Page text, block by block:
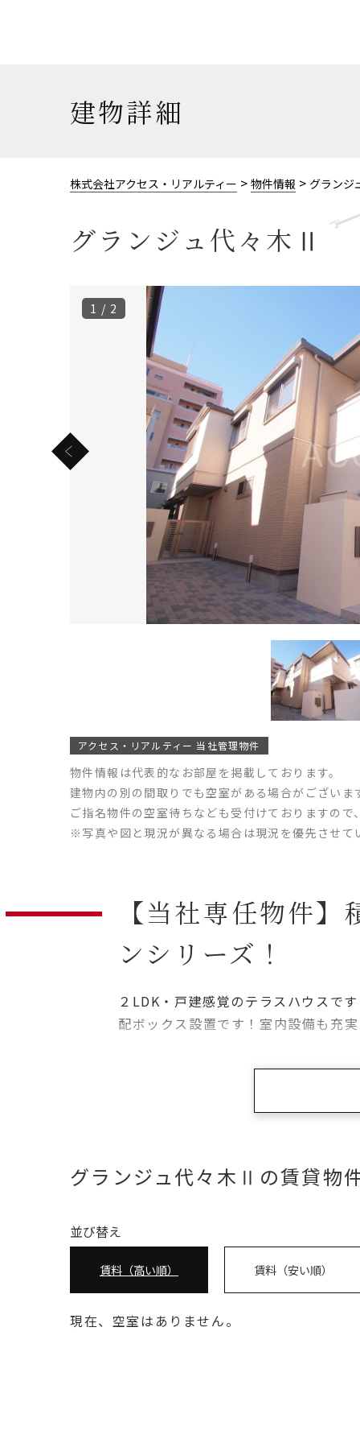
建物詳細
株式会社アクセス・リアルティー > 物件情報 > グランジ
グランジュ代々木Ⅱ
1 / 2
アクセス・リアルティー 当社管理物件
物件情報は代表的なお部屋を掲載しております。
建物内の別の間取りでも空室がある場合がございま
ご指名物件の空室待ちなども受付けておりますの
※写真や図と現況が異なる場合は現況を優先させて
【当社専任物件
ンシリーズ！
２LDK・戸建感覚のテラスハウスで
配ボックス設置です！室内設備も充
グランジュ代々木Ⅱの賃貸物
並び替え
賃料（高い順） 賃料（安い順）
現在、空室はありません。